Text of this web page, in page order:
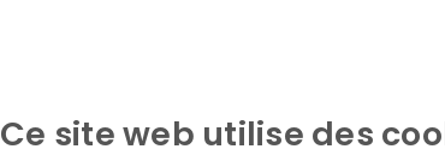
Ce site web utilise des